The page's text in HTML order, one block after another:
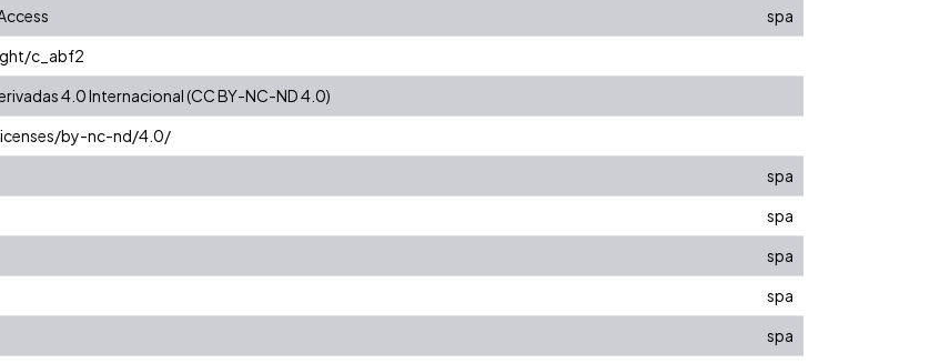
spa
c_abf2
4.0 Internacional (CC BY-NC-ND 4.0)
by-nc-nd/4.0/
spa
spa
spa
spa
spa